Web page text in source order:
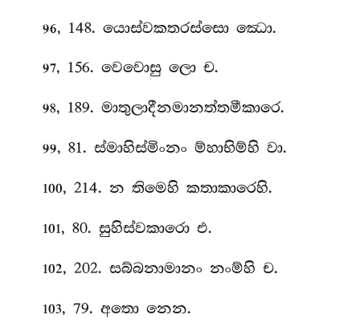
96, 148. යොස්වකතරස්සො ඣො.
97, 156. වෙවොසු ලො ච.
98, 189. මාතුලාදීනමානත්තමීකාරෙ.
99, 81. ස්මාහිස්මිංනං ම්හාභිම්හි වා.
100, 214. න තිමෙහි කතාකාරෙහි.
101, 80. සුහිස්වකාරොඑ.
102, 202. සබ්බනාමානං නංම්හි ච.
103, 79. අතො නෙන.